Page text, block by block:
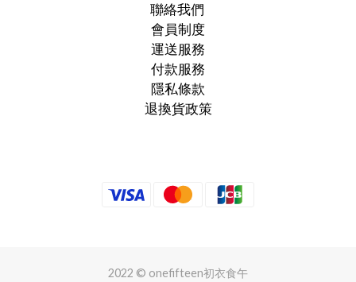
聯絡我們
會員制度
運送服務
付款服務
隱私條款
退換貨政策
2022 © onefifteen初衣食午